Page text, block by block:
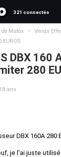
321 connectés
de Matos > Vends
DBX 160
280
ans
DBX 160A 280
je l'ai juste